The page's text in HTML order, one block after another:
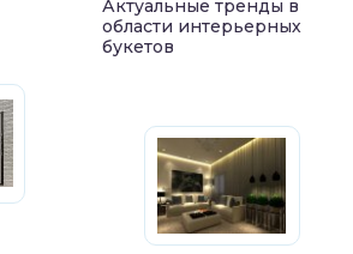
Актуальные тренды в
области интерьерных
букетов